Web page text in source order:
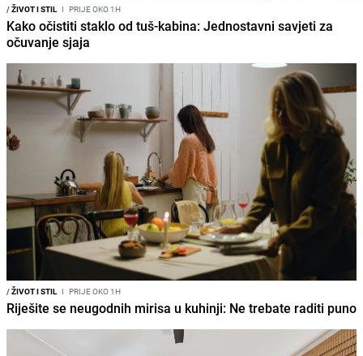
/ŽIVOT I STIL I PRIJE OKO 1H
Kako očistiti staklo od tuš-kabina: Jednostavni savjeti za
očuvanje sjaja
/ŽIVOT I STIL I PRIJE OKO 1H
Riješite se neugodnih mirisa u kuhinji: Ne trebate raditi puno